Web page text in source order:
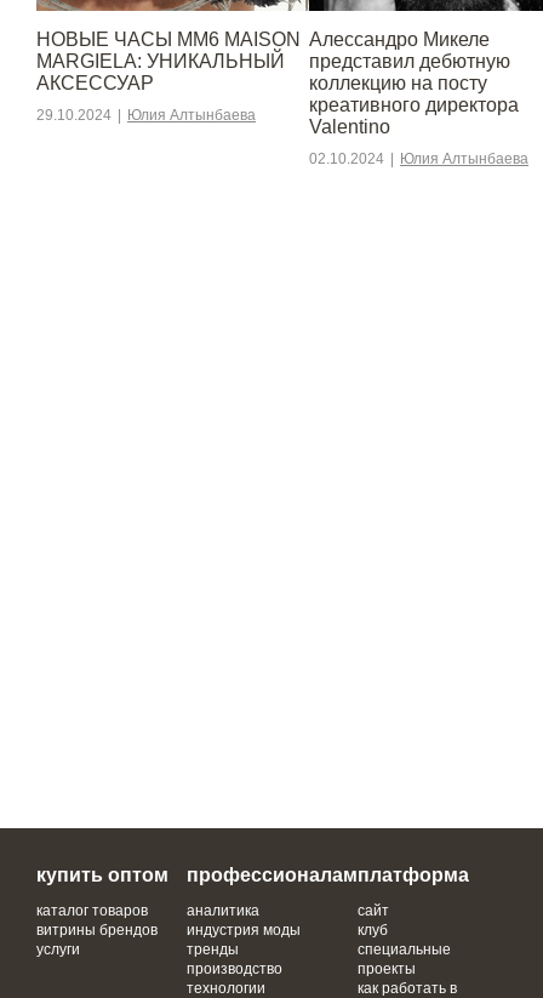
НОВЫЕ ЧАСЫ MM6 MAISON
MARGIELA: УНИКАЛЬНЫЙ
АКСЕССУАР
29.10.2024 Юлия Алтынбаева
Алессандро Микеле
представил дебютную
коллекцию на посту
креативного директора
Valentino
02.10.2024 Юлия Алтынбаева
купить оптом
каталог товаров
витрины брендов
услуги
профессионалам
аналитика
индустрия моды
тренды
производство
технологии
платформа
сайт
клуб
специальные
проекты
как работать в